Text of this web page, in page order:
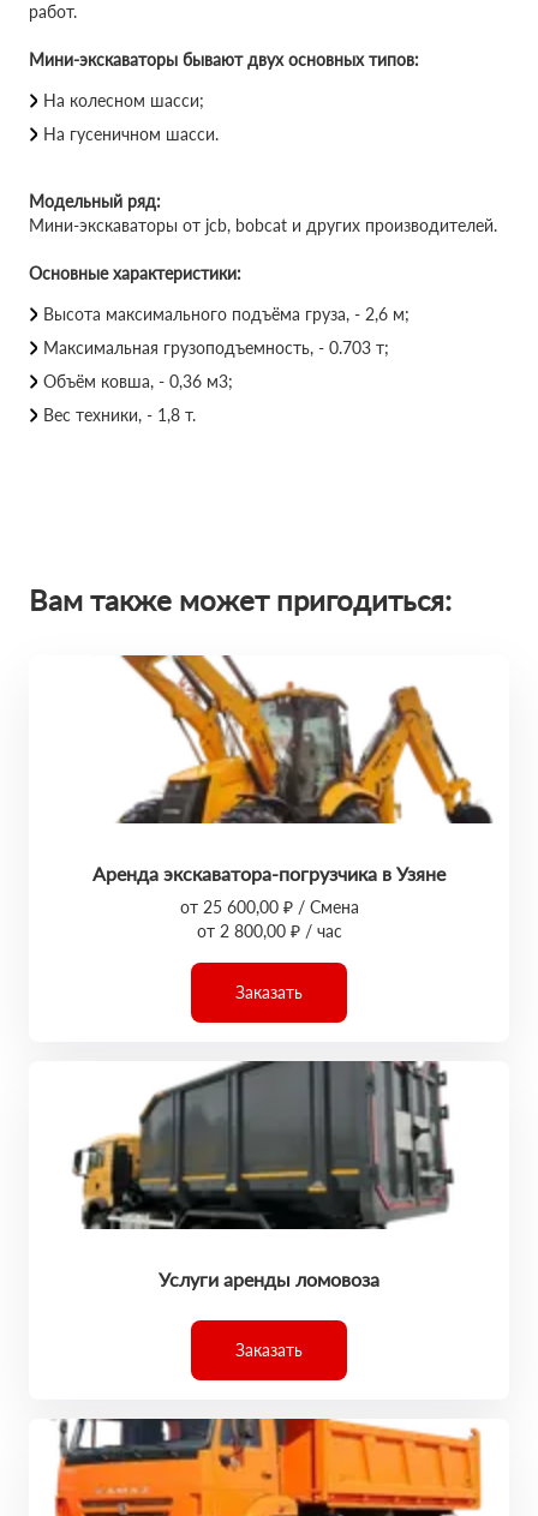
работ.
Мини-экскаваторы бывают двух основных типов:
На колесном шасси;
На гусеничном шасси.
Модельный ряд:
Мини-экскаваторы от jcb, bobcat и других производителей.
Основные характеристики:
Высота максимального подъёма груза, - 2,6 м;
Максимальная грузоподъемность, - 0.703 т;
Объём ковша, - 0,36 м3;
Вес техники, - 1,8 т.
Вам также может пригодиться:
Аренда экскаватора-погрузчика в Узяне
от 25 600,00 ₽ / Смена
от 2 800,00 ₽ / час
Заказать
Услуги аренды ломовоза
Заказать